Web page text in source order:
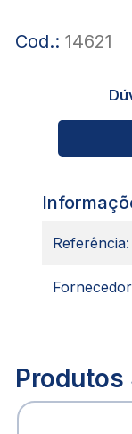
Cod.: 14621
Referência:
Produtos